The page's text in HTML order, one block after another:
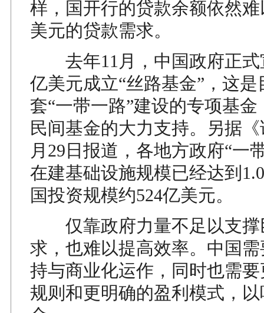
样，国开行的贷款余额依然难
美元的贷款需求。
去年11月，中国政府正式
亿美元成立“丝路基金”，这
套“一带一路”建设的专项基
民间基金的大力支持。另据
月29日报道，各地方政府“一
在建基础设施规模已经达到
国投资规模约524亿美元。
仅靠政府力量不足以支撑
求，也难以提高效率。中国
持与商业化运作，同时也需
规则和更明确的盈利模式，